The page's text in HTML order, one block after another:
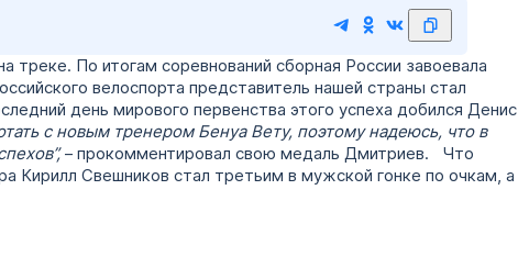
треке. По итогам соревнований сборная России завоевала
велоспорта представитель нашей страны стал
день мирового первенства этого успеха добился Денис
с новым тренером Бенуа Вету, поэтому надеюсь, что в
– прокомментировал свою медаль Дмитриев. Что
Кирилл Свешников стал третьим в мужской гонке по очкам, а